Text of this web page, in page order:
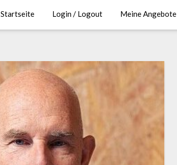
Startseite Login / Logout Meine Angebote